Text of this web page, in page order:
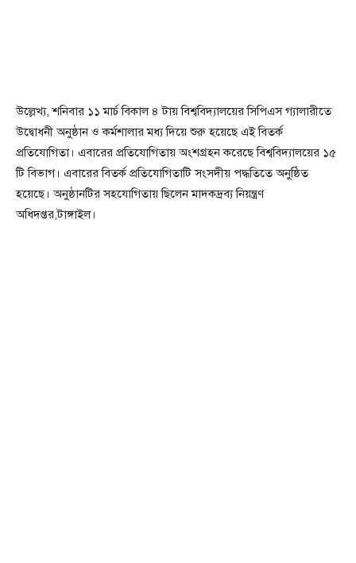
উল্লেখ্য, শনিবার ১১ মার্চ বিকাল ৪ টায় বিশ্ববিদ্যালয়ের সিপিএস গ্যালারীতে
উদ্বোধনী অনুষ্ঠান ও কর্মশালার মধ্য দিয়ে শুরু হয়েছে এই বিতর্ক
প্রতিযোগিতা। এবারের প্রতিযোগিতায় অংশগ্রহন করেছে বিশ্ববিদ্যালয়ের ১৫
টি বিভাগ। এবারের বিতর্ক প্রতিযোগিতাটি সংসদীয় পদ্ধতিতে অনুষ্ঠিত
হয়েছে। অনুষ্ঠানটির সহযোগিতায় ছিলেন মাদকদ্রব্য নিয়ন্ত্রণ
অধিদপ্তর,টাঙ্গাইল।